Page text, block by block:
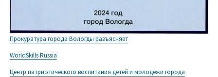
Прокуратура города Вологды разъясняет
WorldSkills Russia
Центр патриотического воспитания детей и молодежи города